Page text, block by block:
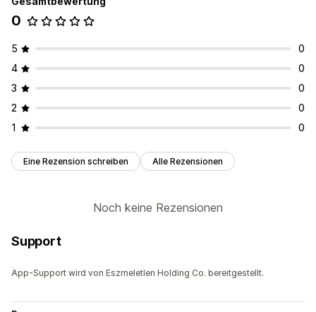
0
5
0
4
0
3
0
2
0
1
0
Eine Rezension schreiben Alle Rezensionen
Noch keine Rezensionen
Support
App-Support wird von Eszmeletlen Holding Co. bereitgestellt.